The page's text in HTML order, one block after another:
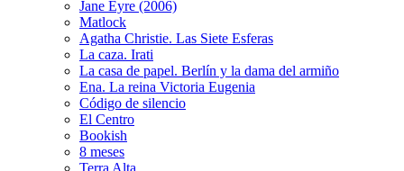
Jane Eyre (2006)
Matlock
Agatha Christie. Las Siete Esferas
La caza. Irati
La casa de papel. Berlín y la dama del armiño
Ena. La reina Victoria Eugenia
Código de silencio
El Centro
Bookish
8 meses